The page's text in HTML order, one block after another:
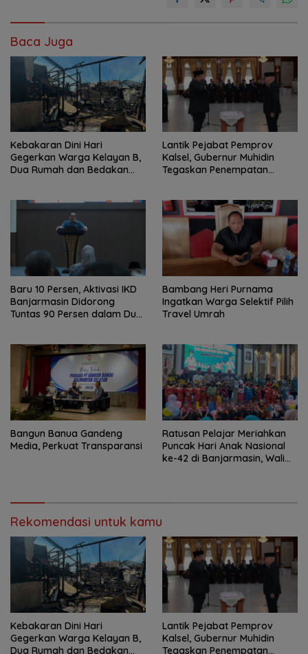
Baca Juga
Kebakaran Dini Hari
Gegerkan Warga Kelayan B,
Dua Rumah dan Bedakan
Lantik Pejabat Pemprov
Kalsel, Gubernur Muhidin
Tegaskan Penempatan
Baru 10 Persen, Aktivasi IKD
Banjarmasin Didorong
Tuntas 90 Persen dalam Dua
Bambang Heri Purnama
Ingatkan Warga Selektif Pilih
Travel Umrah
Bangun Banua Gandeng
Media, Perkuat Transparansi
Ratusan Pelajar Meriahkan
Puncak Hari Anak Nasional
ke-42 di Banjarmasin, Wali
Rekomendasi untuk kamu
Kebakaran Dini Hari
Gegerkan Warga Kelayan B,
Dua Rumah dan Bedakan
Lantik Pejabat Pemprov
Kalsel, Gubernur Muhidin
Tegaskan Penempatan